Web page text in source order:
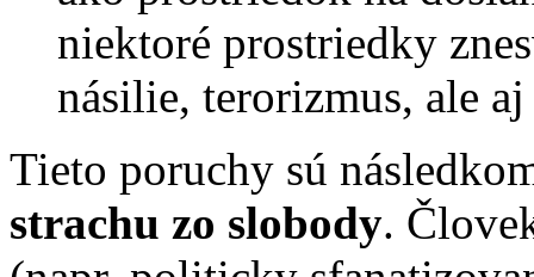
niektoré prostriedky
násilie, terorizmus, ale
Tieto poruchy sú
strachu zo slobody.